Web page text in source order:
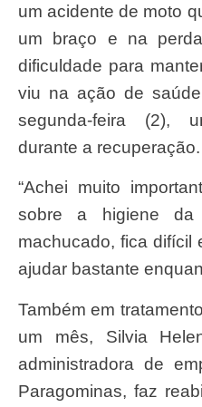
um acidente de moto
um braço e na
dificuldade para
viu na ação de
segunda-feira (2),
durante a recuperação.
“Achei muito importante, porque tira dúvidas
sobre a higiene
machucado, fica difícil
ajudar bastante
Também em tratamento na unidade há mais de
um mês, Silvia
administradora de
Paragominas, faz